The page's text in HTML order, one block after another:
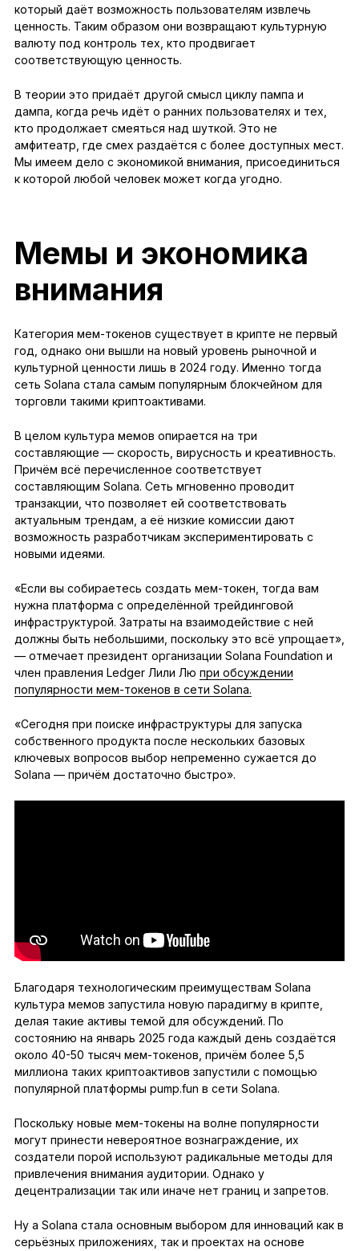
который даёт возможность пользователям извлечь
ценность. Таким образом они возвращают культурную
валюту под контроль тех, кто продвигает
соответствующую ценность.
В теории это придаёт другой смысл циклу пампа и
дампа, когда речь идёт о ранних пользователях и тех,
кто продолжает смеяться над шуткой. Это не
амфитеатр, где смех раздаётся с более доступных мест.
Мы имеем дело с экономикой внимания, присоединиться
к которой любой человек может когда угодно.
Мемы и экономика
внимания
Категория мем-токенов существует в крипте не первый
год, однако они вышли на новый уровень рыночной и
культурной ценности лишь в 2024 году. Именно тогда
сеть Solana стала самым популярным блокчейном для
торговли такими криптоактивами.
В целом культура мемов опирается на три
составляющие — скорость, вирусность и креативность.
Причём всё перечисленное соответствует
составляющим Solana. Сеть мгновенно проводит
транзакции, что позволяет ей соответствовать
актуальным трендам, а её низкие комиссии дают
возможность разработчикам экспериментировать с
новыми идеями.
«Если вы собираетесь создать мем-токен, тогда вам
нужна платформа с определённой трейдинговой
инфраструктурой. Затраты на взаимодействие с ней
должны быть небольшими, поскольку это всё упрощает»,
— отмечает президент организации Solana Foundation и
член правления Ledger Лили Лю при обсуждении
популярности мем-токенов в сети Solana.
«Сегодня при поиске инфраструктуры для запуска
собственного продукта после нескольких базовых
ключевых вопросов выбор непременно сужается до
Solana — причём достаточно быстро».
Благодаря технологическим преимуществам Solana
культура мемов запустила новую парадигму в крипте,
делая такие активы темой для обсуждений. По
состоянию на январь 2025 года каждый день создаётся
около 40-50 тысяч мем-токенов, причём более 5,5
миллиона таких криптоактивов запустили с помощью
популярной платформы pump.fun в сети Solana.
Поскольку новые мем-токены на волне популярности
могут принести невероятное вознаграждение, их
создатели порой используют радикальные методы для
привлечения внимания аудитории. Однако у
децентрализации так или иначе нет границ и запретов.
Ну а Solana стала основным выбором для инноваций как в
серьёзных приложениях, так и проектах на основе